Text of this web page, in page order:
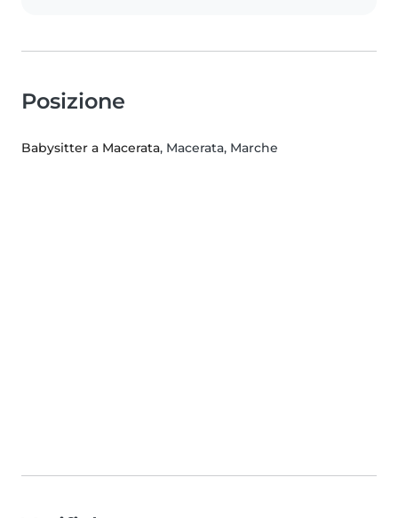
Posizione
Babysitter a Macerata, Macerata, Marche